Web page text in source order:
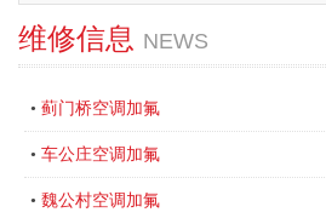
维修信息 NEWS
• 蓟门桥空调加氟
• 车公庄空调加氟
• 魏公村空调加氟